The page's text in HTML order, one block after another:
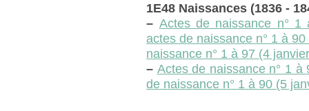
1E48 Naissances (1836 -
– Actes de naissance n°
actes de naissance n° 1 à
naissance n° 1 à 97 (4
– Actes de naissance n° 1
de naissance n° 1 à 90 (5